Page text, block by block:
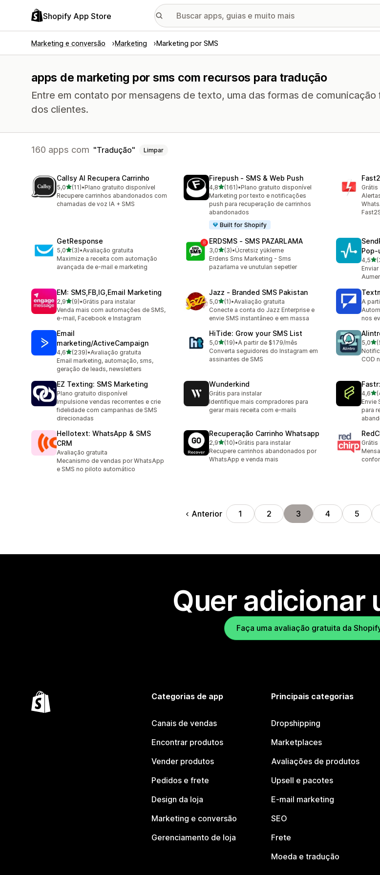
Shopify App Store
Marketing e conversão Marketing Marketing por SMS
apps de marketing por sms com recursos para tradução
Entre em contato por mensagens de texto, uma das formas de comunicação
dos clientes.
160 apps com Tradução Limpar
Callsy AI Recupera Carrinho
5,0de 5 estrelas
(11)
11 avaliações ao todo
•Plano gratuito disponível
Recupere carrinhos abandonados com
chamadas de voz IA + SMS
Firepush ‑ SMS & Web Push
4,8de 5 estrelas
(161)
161 avaliações ao todo
•Plano gratuito disponível
Marketing por texto e notificações
push para recuperação de carrinhos
abandonados
Built for Shopify
Grátis
GetResponse
5,0de 5 estrelas
(3)
3 avaliações ao todo
•Avaliação gratuita
Maximize a receita com automação
avançada de e-mail e marketing
ERDSMS ‑ SMS PAZARLAMA
3,0de 5 estrelas
(3)
3 avaliações ao todo
•Ücretsiz yükleme
Erdens Sms Marketing - Sms
pazarlama ve unutulan sepetler
4,5de
3
EM: SMS,FB,IG,Email Marketing
2,9de 5 estrelas
(9)
9 avaliações ao todo
•Grátis para instalar
Venda mais com automações de SMS,
e-mail, Facebook e Instagram
Jazz ‑ Branded SMS Pakistan
5,0de 5 estrelas
(1)
1 avaliações ao todo
•Avaliação gratuita
Conecte a conta do Jazz Enterprise e
envie SMS instantâneo e em massa
A
nos
Email
marketing/ActiveCampaign
4,6de 5 estrelas
(239)
239 avaliações ao todo
•Avaliação gratuita
Email marketing, automação, sms,
geração de leads, newsletters
HiTide: Grow your SMS List
5,0de 5 estrelas
(19)
19 avaliações ao todo
•A partir de $179/mês
Converta seguidores do Instagram em
assinantes de SMS
5,0de
5
COD
EZ Texting: SMS Marketing
Plano gratuito disponível
Impulsione vendas recorrentes e crie
fidelidade com campanhas de SMS
direcionadas
Wunderkind
Grátis para instalar
Identifique mais compradores para
gerar mais receita com e-mails
4,6de
49
Envie
para
Hellotext: WhatsApp & SMS
CRM
Avaliação gratuita
Mecanismo de vendas por WhatsApp
e SMS no piloto automático
Recuperação Carrinho Whatsapp
2,9de 5 estrelas
(10)
10 avaliações ao todo
•Grátis para instalar
Recupere carrinhos abandonados por
WhatsApp e venda mais
Grátis
Anterior 1 2 3 4 5
Quer adicionar
Faça uma avaliação gratuita da
Categorias de app
Canais de vendas
Encontrar produtos
Vender produtos
Pedidos e frete
Design da loja
Marketing e conversão
Gerenciamento de loja
Principais categorias
Dropshipping
Marketplaces
Avaliações de produtos
Upsell e pacotes
E-mail marketing
SEO
Frete
Moeda e tradução